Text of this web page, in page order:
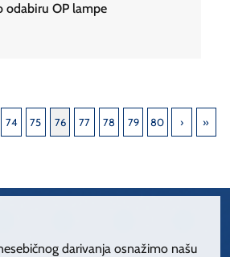
odabiru OP lampe
74 75 76 77 78 79 80
darivanja osnažimo našu